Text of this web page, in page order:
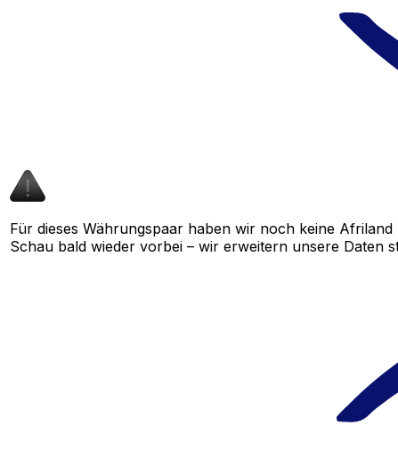
Für dieses Währungspaar haben wir noch keine
Schau bald wieder vorbei – wir erweitern unsere Daten